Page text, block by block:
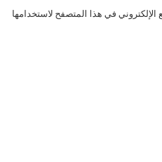
في هذا المتصفح لاستخدامها